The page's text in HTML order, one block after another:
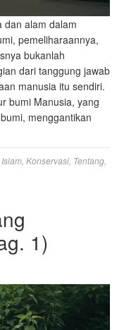
dan alam dalam
pemeliharaannya,
bukanlah
dari tanggung jawab
manusia itu sendiri.
bumi Manusia, yang
menggantikan
Islam Konservasi Tentang
1)